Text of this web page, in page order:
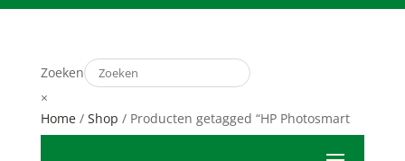
Zoeken
×
Home/ Shop / Producten getagged “HP Photosmart